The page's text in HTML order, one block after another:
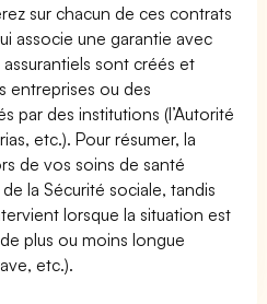
sur chacun de ces contrats
associe une garantie avec
sont créés et
entreprises ou des
par des institutions (l’Autorité
etc.). Pour résumer, la
de vos soins de santé
la Sécurité sociale, tandis
lorsque la situation est
plus ou moins longue
etc.).